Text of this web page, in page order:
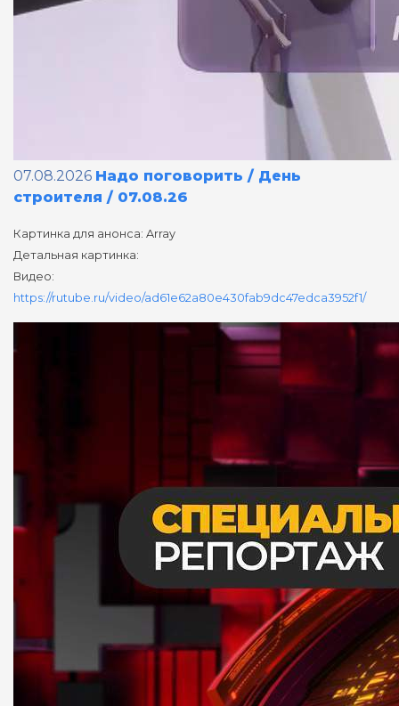
07.08.2026 Надо поговорить / День
строителя / 07.08.26
Картинка для анонса: Array
Детальная картинка:
Видео:
https://rutube.ru/video/ad61e62a80e430fab9dc47edca3952f1/